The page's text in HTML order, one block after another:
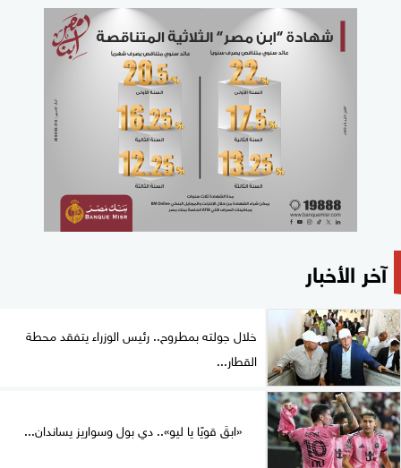
آخر الأخبار
خلال جولته بمطروح.. رئيس الوزراء يتفقد محطة
القطار...
«ابقَ قويًا يا ليو».. دي بول وسواريز يساندان...